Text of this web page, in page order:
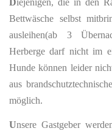
Diejenigen, die in den
Bettwäsche selbst
ausleihen(ab 3
Herberge darf nicht im
Hunde können leider
aus
möglich.
Unsere Gastgeber